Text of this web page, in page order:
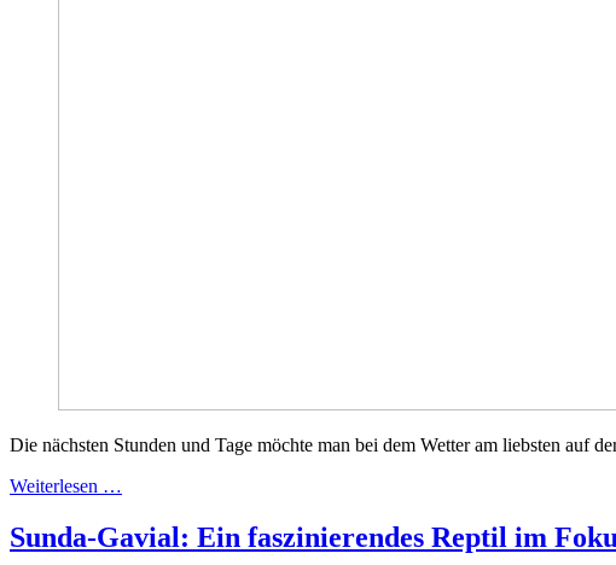
Die nächsten Stunden und Tage möchte man bei dem Wetter am liebsten auf
Weiterlesen …
Sunda-Gavial: Ein faszinierendes Reptil im